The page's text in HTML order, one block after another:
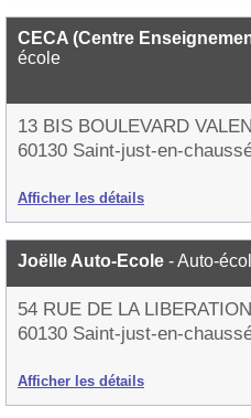
CECA (Centre
école
13 BIS BOULEVARD
60130 Saint-just-en-
Afficher les détails
Joëlle Auto-Ecole - Auto-
54 RUE DE LA LIBERATION
60130 Saint-just-en-
Afficher les détails